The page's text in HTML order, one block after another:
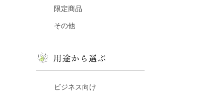
限定商品
その他
用途から選ぶ
ビジネス向け